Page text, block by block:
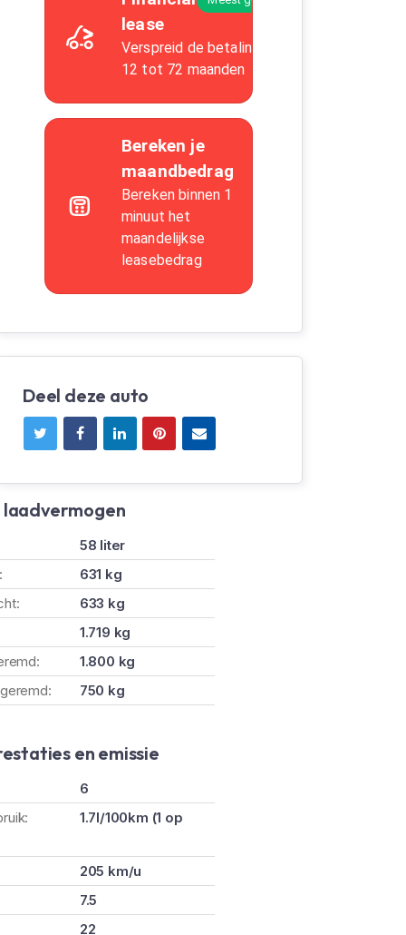
Deel deze auto
58 liter
631 kg
633 kg
1.719 kg
1.800 kg
750 kg
en emissie
6
1.7l/100km (1 op
205 km/u
7.5
22